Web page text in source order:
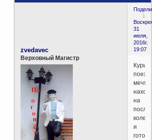
1
31
июля,
2016г.
19:07
zvedavec
Верховный Магистр
поезд
мечты
на
колее,
и
готов